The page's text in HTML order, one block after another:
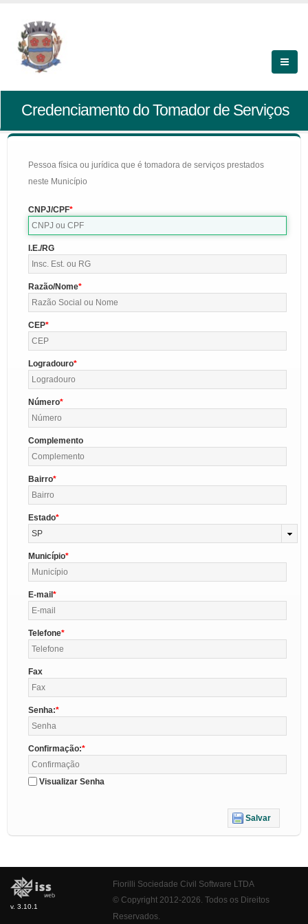
Credenciamento do Tomador de Serviços
Pessoa física ou jurídica que é tomadora de serviços prestados
neste Município
CNPJ/CPF
I.E./RG
Razão/Nome
CEP
Logradouro
Número
Complemento
Bairro
Estado
SP
Município
E-mail
Telefone
Fax
Senha:
Confirmação:
Visualizar Senha
Salvar
v. 3.10.1
Fiorilli Sociedade Civil Software LTDA
© Copyright 2012-2026. Todos os Direitos
Reservados.